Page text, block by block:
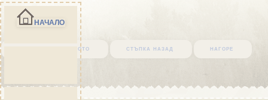
върни се в началото стъпка назад нагоре
НАЧАЛО